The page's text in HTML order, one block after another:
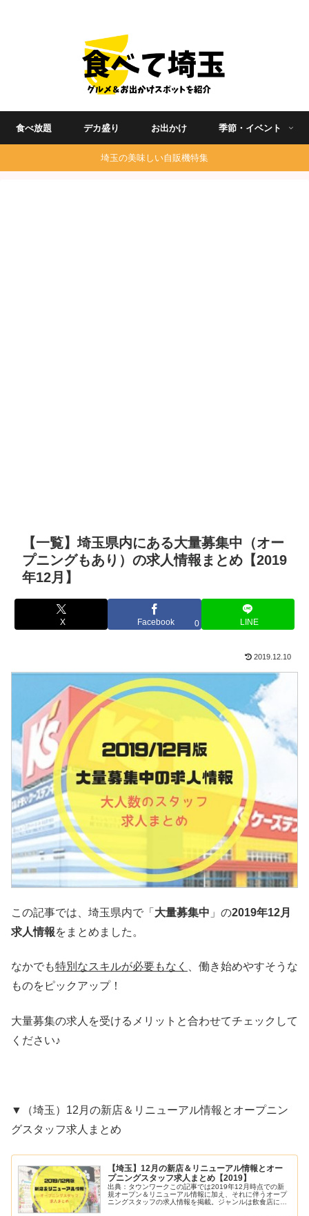
食べ放題 デカ盛り お出かけ 季節・イベント
埼玉の美味しい自販機特集
【一覧】埼玉県内にある大量募集中（オー
プニングもあり）の求人情報まとめ【2019
年12月】
X Facebook 0 LINE
2019.12.10
この記事では、埼玉県内で「 大量募集中 」の2019年12月
求人情報をまとめました。
なかでも特別なスキルが必要もなく
、働き始めやすそうな
ものをピックアップ！
大量募集の求人を受けるメリットと合わせてチェックして
ください♪
▼（埼玉）12月の新店＆リニューアル情報とオープニン
グスタッフ求人まとめ
【埼玉】12月の新店＆リニューアル情報とオー
プニングスタッフ求人まとめ【2019】
出典：タウンワークこの記事では2019年12月時点での新
規オープン＆リニューアル情報に加え、それに伴うオープ
ニングスタッフの求人情報を掲載。ジャンルは飲食店に特